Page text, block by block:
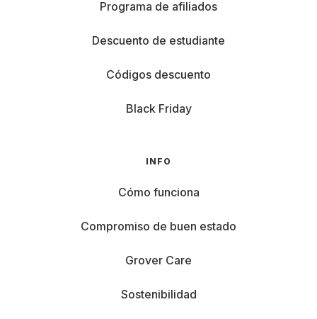
Programa de afiliados
Descuento de estudiante
Códigos descuento
Black Friday
INFO
Cómo funciona
Compromiso de buen estado
Grover Care
Sostenibilidad